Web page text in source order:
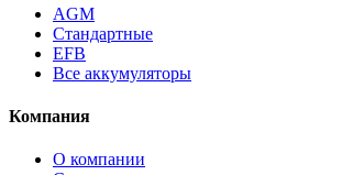
AGM
Стандартные
EFB
Все аккумуляторы
Компания
О компании